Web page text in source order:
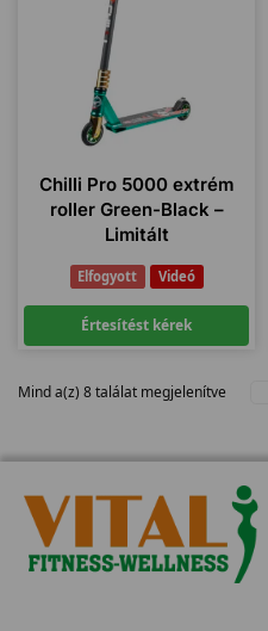
Chilli Pro 5000 extrém
roller Green-Black –
Limitált
Elfogyott Videó
Értesítést kérek
Mind a(z) 8 találat megjelenítve